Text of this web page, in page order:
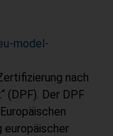
model-
nach
(DPF). Der DPF
europäischer